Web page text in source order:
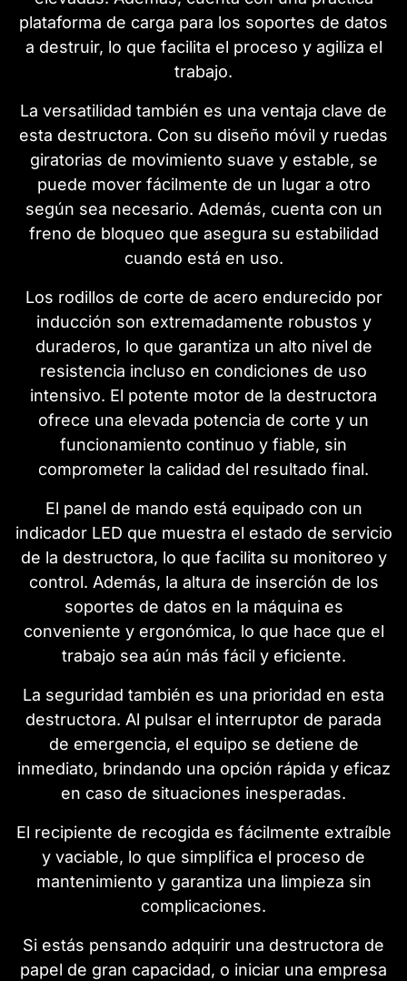
plataforma de carga para los soportes de datos
a destruir, lo que facilita el proceso y agiliza el
trabajo.
La versatilidad también es una ventaja clave de
esta destructora. Con su diseño móvil y ruedas
giratorias de movimiento suave y estable, se
puede mover fácilmente de un lugar a otro
según sea necesario. Además, cuenta con un
freno de bloqueo que asegura su estabilidad
cuando está en uso.
Los rodillos de corte de acero endurecido por
inducción son extremadamente robustos y
duraderos, lo que garantiza un alto nivel de
resistencia incluso en condiciones de uso
intensivo. El potente motor de la destructora
ofrece una elevada potencia de corte y un
funcionamiento continuo y fiable, sin
comprometer la calidad del resultado final.
El panel de mando está equipado con un
indicador LED que muestra el estado de servicio
de la destructora, lo que facilita su monitoreo y
control. Además, la altura de inserción de los
soportes de datos en la máquina es
conveniente y ergonómica, lo que hace que el
trabajo sea aún más fácil y eficiente.
La seguridad también es una prioridad en esta
destructora. Al pulsar el interruptor de parada
de emergencia, el equipo se detiene de
inmediato, brindando una opción rápida y eficaz
en caso de situaciones inesperadas.
El recipiente de recogida es fácilmente extraíble
y vaciable, lo que simplifica el proceso de
mantenimiento y garantiza una limpieza sin
complicaciones.
Si estás pensando adquirir una destructora de
papel de gran capacidad, o iniciar una empresa